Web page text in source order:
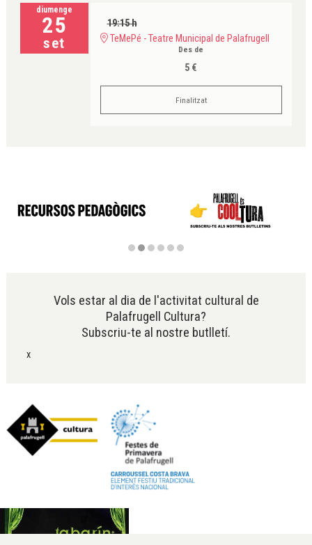
diumenge
25
set
19:15 h
TeMePé - Teatre Municipal de Palafrugell
Des de
5 €
Finalitzat
Vols estar al dia de l'activitat cultural de
Palafrugell Cultura?
Subscriu-te al nostre butlletí.
x